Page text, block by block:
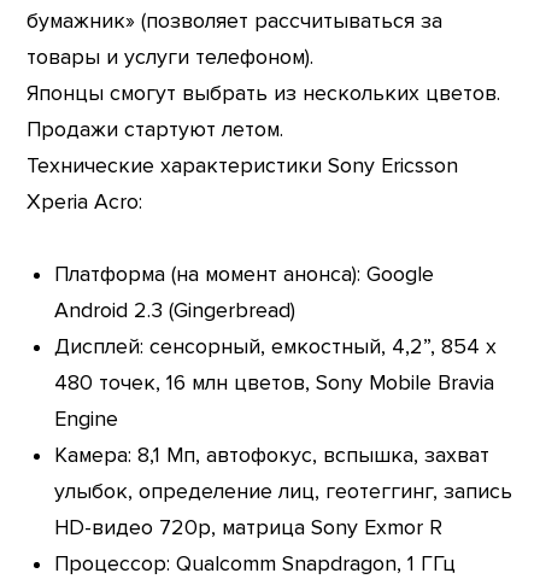
бумажник» (позволяет рассчитываться за
товары и услуги телефоном).
Японцы смогут выбрать из нескольких цветов.
Продажи стартуют летом.
Технические характеристики Sony Ericsson
Xperia Acro:
Платформа (на момент анонса): Google
Android 2.3 (Gingerbread)
Дисплей: сенсорный, емкостный, 4,2”, 854 х
480 точек, 16 млн цветов, Sony Mobile Bravia
Engine
Камера: 8,1 Мп, автофокус, вспышка, захват
улыбок, определение лиц, геотеггинг, запись
HD-видео 720p, матрица Sony Exmor R
Процессор: Qualcomm Snapdragon, 1 ГГц